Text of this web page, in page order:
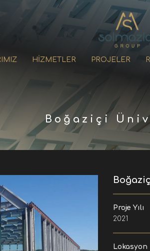
HİZMETLER PROJELER
Boğaziçi
Proje Yılı
2021
Lokasyon